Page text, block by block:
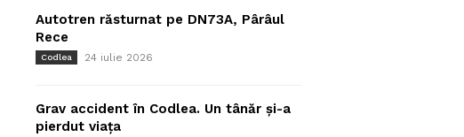
Autotren răsturnat pe DN73A, Pârâul
Rece
Codlea 24 iulie 2026
Grav accident în Codlea. Un tânăr și-a
pierdut viața